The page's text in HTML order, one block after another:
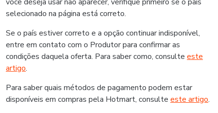
selecionado na página está correto.
Se o país estiver correto e a opção continuar indisponível,
entre em contato com o Produtor para confirmar as
condições daquela oferta. Para saber como, consulte este
artigo.
Para saber quais métodos de pagamento podem estar
disponíveis em compras pela Hotmart, consulte este artigo.